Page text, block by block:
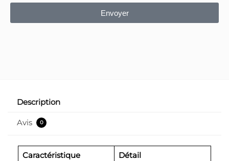
Envoyer
Description
Avis 0
Caractéristique Détail